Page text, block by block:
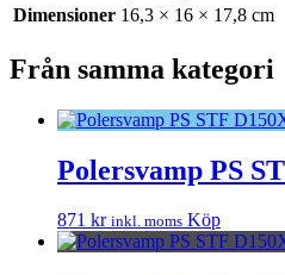
Dimensioner 16,3 × 16 × 17,8 cm
Från samma kategori
Polersvamp PS
871 kr inkl. moms Köp